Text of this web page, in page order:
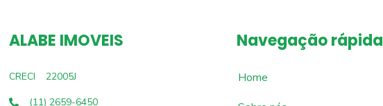
ALABE IMOVEIS
CRECI
22005J
(11) 2659-6450
Navegação rápida
Home